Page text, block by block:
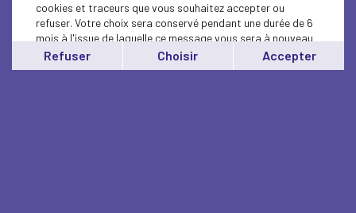
cookies et traceurs que vous souhaitez accepter ou
refuser. Votre choix sera conservé pendant une durée de 6
mois à l'issue de laquelle ce message vous sera à nouveau
affiché..
Vous pouvez modifier votre choix à tout moment en
Refuser Choisir Accepter